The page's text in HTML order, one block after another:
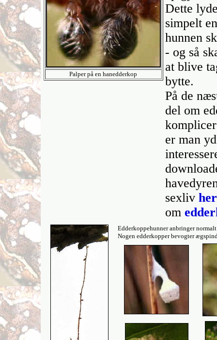
Palper på en hanedderkop
Dette
simpelt
hunnen
- og så
at blive
bytte.
På de
del om
er man
sexliv her
om
Edderkoppehunner anbringer
Nogen edderkopper bevogter